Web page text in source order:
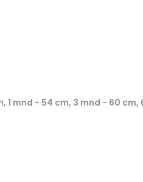
1 mnd - 54 cm, 3 mnd - 60 cm,